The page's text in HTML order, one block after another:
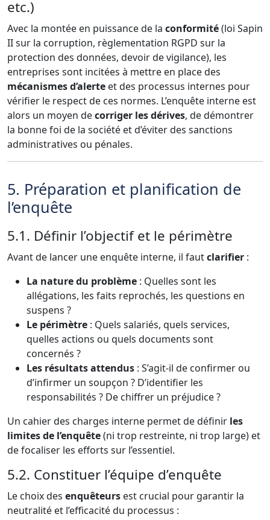
etc.)
Avec la montée en puissance de la conformité(loi Sapin
II sur la corruption, règlementation RGPD sur la
protection des données, devoir de vigilance), les
entreprises sont incitées à mettre en place des
mécanismes d’alerte et des processus internes pour
vérifier le respect de ces normes. L’enquête interne est
alors un moyen decorriger les dérives, de démontrer
la bonne foi de la société et d’éviter des sanctions
administratives ou pénales.
5. Préparation et planification de
l’enquête
5.1. Définir l’objectif et le périmètre
Avant de lancer une enquête interne, il fautclarifier :
La nature du problème : Quelles sont les
allégations, les faits reprochés, les questions en
suspens ?
Le périmètre : Quels salariés, quels services,
quelles actions ou quels documents sont
concernés ?
Les résultats attendus : S’agit-il de confirmer ou
d’infirmer un soupçon ? D’identifier les
responsabilités ? De chiffrer un préjudice ?
Un cahier des charges interne permet de définir les
limites de l’enquête(ni trop restreinte, ni trop large) et
de focaliser les efforts sur l’essentiel.
5.2. Constituer l’équipe d’enquête
Le choix des enquêteurs est crucial pour garantir la
neutralité et l’efficacité du processus :